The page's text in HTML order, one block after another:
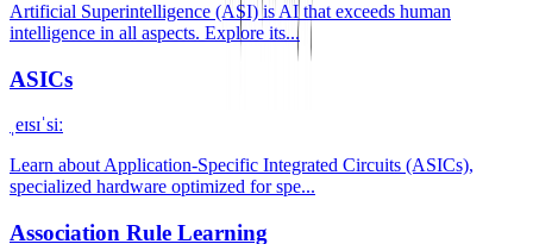
Artificial Superintelligence (ASI) is AI that exceeds human
intelligence in all aspects. Explore its...
ASICs
ˌeɪsɪˈsiː
Learn about Application-Specific Integrated Circuits (ASICs),
specialized hardware optimized for spe...
Association Rule Learning